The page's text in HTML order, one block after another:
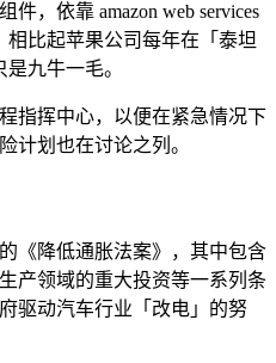
，依靠 amazon web services
比起苹果公司每年在「泰坦
九牛一毛。
指挥中心，以便在紧急情况下
计划也在讨论之列。
《降低通胀法案》，其中包含
产领域的重大投资等一系列条
驱动汽车行业「改电」的努